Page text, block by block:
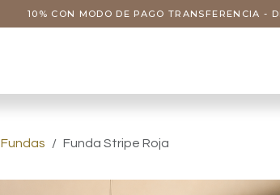
10% CON MODO DE PAGO TRANSFERENCIA -
Fundas Funda Stripe Roja